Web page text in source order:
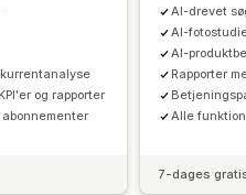
og rapporter
AI-drevet
AI-
AI-
Rapporter
Alle
7-dages